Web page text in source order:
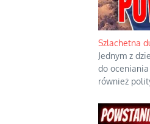
Szlachetna
Jednym z
do
również